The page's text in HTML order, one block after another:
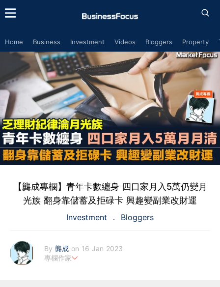
Home Business Investment Videos Bloggers Property
【龔成專欄】青年卡數纏身 四口家月入5萬仍變月
光族 翻身靠儲蓄及拒碌卡 興趣變副業改財運
Investment Bloggers
By 龔成 on 16 Jan 2023
專欄作家